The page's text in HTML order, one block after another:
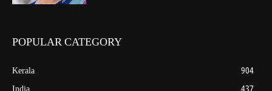
POPULAR CATEGORY
Kerala
904